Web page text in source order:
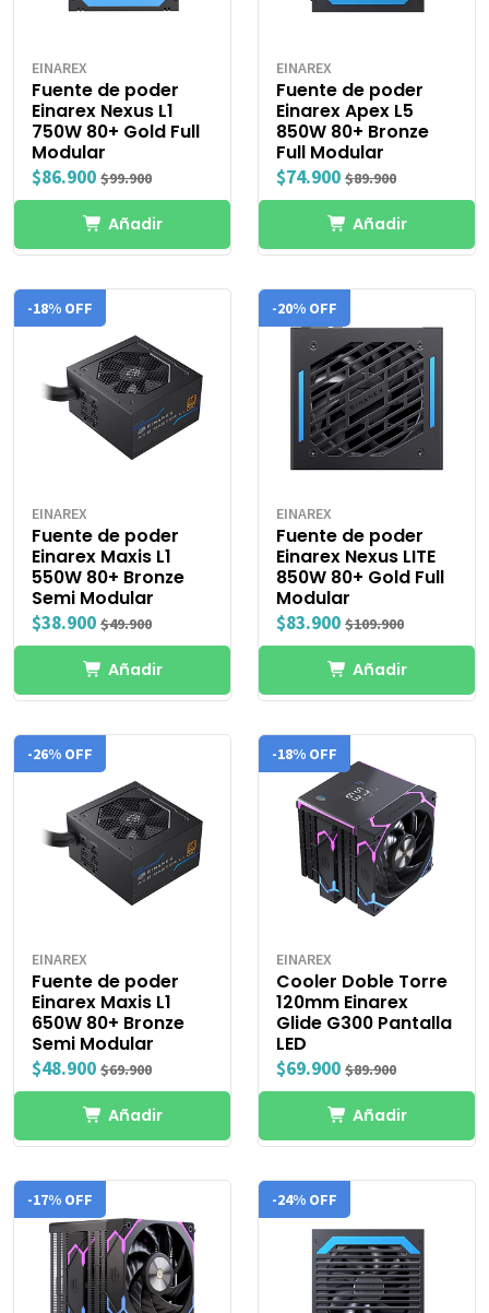
EINAREX
Fuente de poder
Einarex Nexus L1
750W 80+ Gold Full
Modular
$86.900 $99.900
Añadir
EINAREX
Fuente de poder
Einarex Apex L5
850W 80+ Bronze
Full Modular
$74.900 $89.900
Añadir
-18% OFF
EINAREX
Fuente de poder
Einarex Maxis L1
550W 80+ Bronze
Semi Modular
$38.900 $49.900
Añadir
-20% OFF
EINAREX
Fuente de poder
Einarex Nexus LITE
850W 80+ Gold Full
Modular
$83.900 $109.900
Añadir
-26% OFF
EINAREX
Fuente de poder
Einarex Maxis L1
650W 80+ Bronze
Semi Modular
$48.900 $69.900
Añadir
-18% OFF
EINAREX
Cooler Doble Torre
120mm Einarex
Glide G300 Pantalla
LED
$69.900 $89.900
Añadir
-17% OFF -24% OFF